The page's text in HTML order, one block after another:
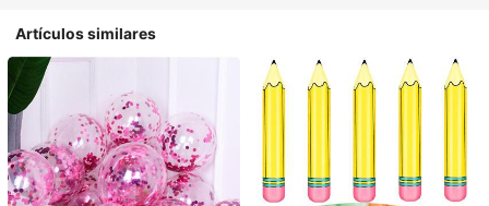
Artículos similares